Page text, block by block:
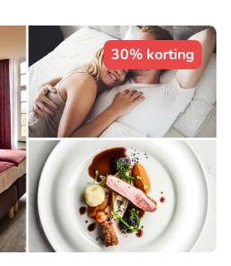
30% korting